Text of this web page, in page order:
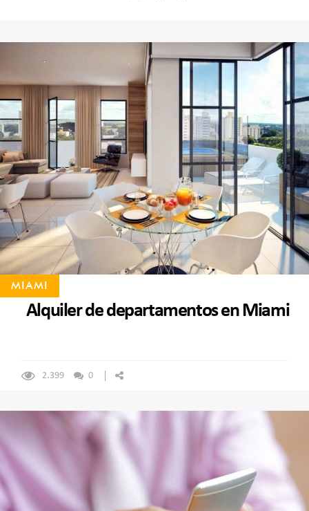
MIAMI
Alquiler de departamentos en Miami
2.399 0